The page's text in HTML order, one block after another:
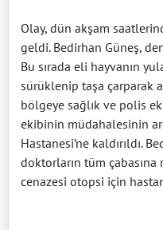
Olay, dün akşam
geldi. Bedirhan Güneş,
Bu sırada eli hayvanın
sürüklenip taşa çarparak
bölgeye sağlık ve polis
ekibinin müdahalesinin
Hastanesi’ne kaldırıldı.
doktorların tüm çabasına
cenazesi otopsi için